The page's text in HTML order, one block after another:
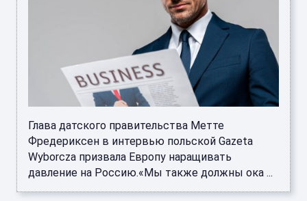
Глава датского правительства Метте
Фредериксен в интервью польской Gazeta
Wyborcza призвала Европу наращивать
давление на Россию.«Мы также должны ока ...